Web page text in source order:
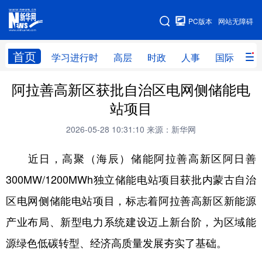
网站无障碍
PC版本
首页 学习进行时 高层 时政 人事 国际 财
网站地图
学习进行时 高层 时政 人事
全球连线
科技 科创 量子 体育
文化 书画 健康 军事
法律 中央文件 金融
阿拉善高新区获批自治区电网侧储能电
站项目
2026-05-28 10:31:10 来源：新华网
近日，高聚（海辰）储能阿拉善高新区阿日善
300MW/1200MWh独立储能电站项目获批内蒙古自治
区电网侧储能电站项目，标志着阿拉善高新区新能源
产业布局、新型电力系统建设迈上新台阶，为区域能
源绿色低碳转型、经济高质量发展夯实了基础。